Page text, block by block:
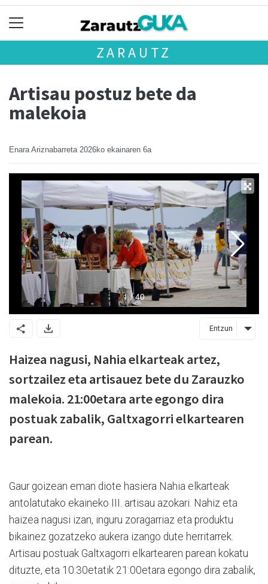
ZARAUTZ
Artisau postuz bete da
malekoia
Enara Ariznabarreta 2026ko ekainaren 6a
Entzun
Haizea nagusi, Nahia elkarteak artez,
sortzailez eta artisauez bete du Zarauzko
malekoia. 21:00etara arte egongo dira
postuak zabalik, Galtxagorri elkartearen
parean.
Gaur goizean eman diote hasiera Nahia elkarteak
antolatutako ekaineko III. artisau azokari. Nahiz eta
haizea nagusi izan, inguru zoragarriaz eta produktu
bikainez gozatzeko aukera izango dute herritarrek.
Artisau postuak Galtxagorri elkartearen parean kokatu
dituzte, eta 10:30etatik 21:00etara egongo dira zabalik,